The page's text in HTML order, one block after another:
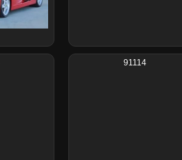
91114